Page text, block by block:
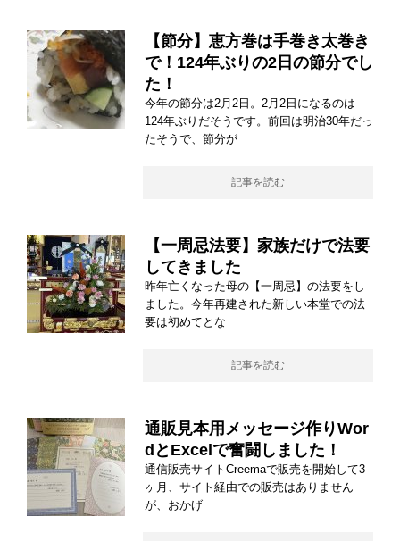
【節分】恵方巻は手巻き太巻き
で！124年ぶりの2日の節分でし
た！
今年の節分は2月2日。2月2日になるのは
124年ぶりだそうです。前回は明治30年だっ
たそうで、節分が
記事を読む
【一周忌法要】家族だけで法要
してきました
昨年亡くなった母の【一周忌】の法要をし
ました。今年再建された新しい本堂での法
要は初めてとな
記事を読む
通販見本用メッセージ作りWor
dとExcelで奮闘しました！
通信販売サイトCreemaで販売を開始して3
ヶ月、サイト経由での販売はありません
が、おかげ